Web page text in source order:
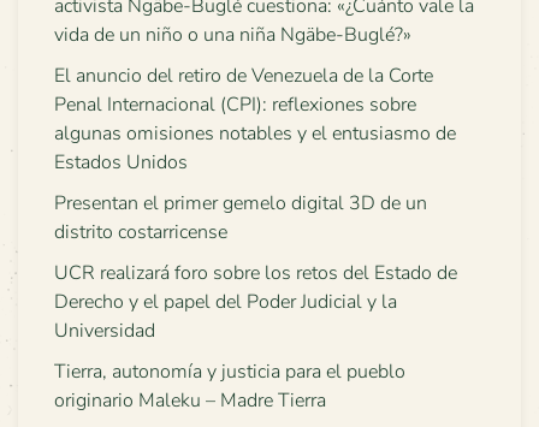
activista Ngäbe-Buglé cuestiona: «¿Cuánto vale la
vida de un niño o una niña Ngäbe-Buglé?»
El anuncio del retiro de Venezuela de la Corte
Penal Internacional (CPI): reflexiones sobre
algunas omisiones notables y el entusiasmo de
Estados Unidos
Presentan el primer gemelo digital 3D de un
distrito costarricense
UCR realizará foro sobre los retos del Estado de
Derecho y el papel del Poder Judicial y la
Universidad
Tierra, autonomía y justicia para el pueblo
originario Maleku – Madre Tierra